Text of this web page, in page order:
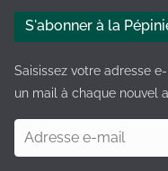
e
v
S'abonner à la
Saisissez votre adresse
un mail à chaque nouvel
d